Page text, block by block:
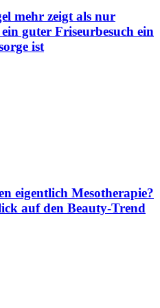
mehr zeigt als nur
guter Friseurbesuch ein
ist
eigentlich Mesotherapie?
auf den Beauty-Trend